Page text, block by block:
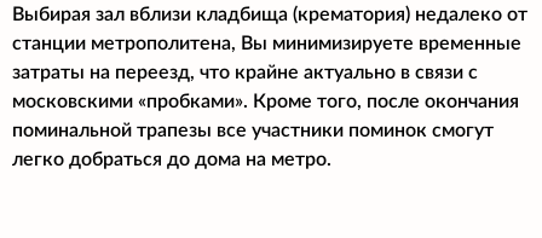
Выбирая зал вблизи кладбища (крематория) недалеко от
станции метрополитена, Вы минимизируете временные
затраты на переезд, что крайне актуально в связи с
московскими «пробками». Кроме того, после окончания
поминальной трапезы все участники поминок смогут
легко добраться до дома на метро.